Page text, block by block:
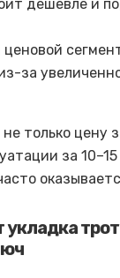
дешевле и
за
только цену
за
укладка